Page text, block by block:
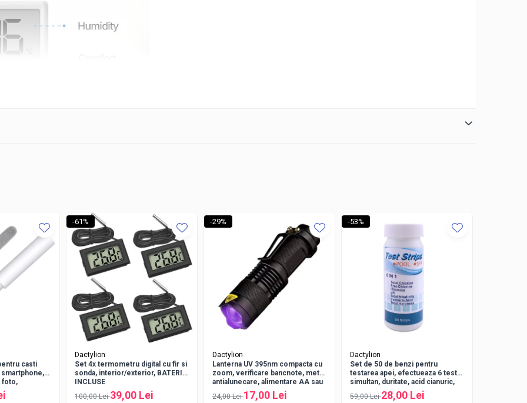
ingrade Celsius sau Fahrenheit
, oferind flexibilitate in functie de preferintele utilizatorului. Higrometrul integrat monitorizeaza
afiseaza intuitiv starea aerului prin cele trei zone:
DRY (uscat), COMFORT (confortabil) si WET (umed)
casti
foto,
pentru
-61%
Dactylion
Set 4x termometru digital cu fir si
sonda, interior/exterior, BATERII
INCLUSE
100,00 Lei39,00 Lei
-29%
Dactylion
Lanterna UV 395nm compacta cu
zoom, verificare bancnote, metal,
antialunecare, alimentare AA sau
14500, negru
24,00 Lei17,00 Lei
-53%
Dactylion
Set de 50 de benzi pentru
testarea apei, efectueaza 6 teste
simultan, duritate, acid cianuric,
alcalinitate, PH, clor liber, clor
total
59,00 Lei28,00 Lei